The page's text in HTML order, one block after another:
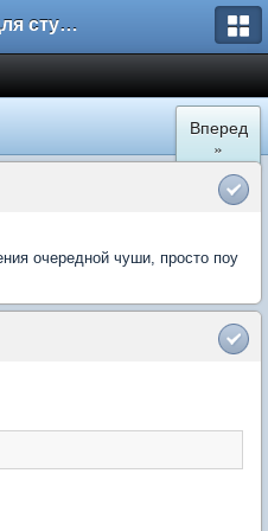
Форум для студента СГА
Вперед
»
очередной чуши, просто поу